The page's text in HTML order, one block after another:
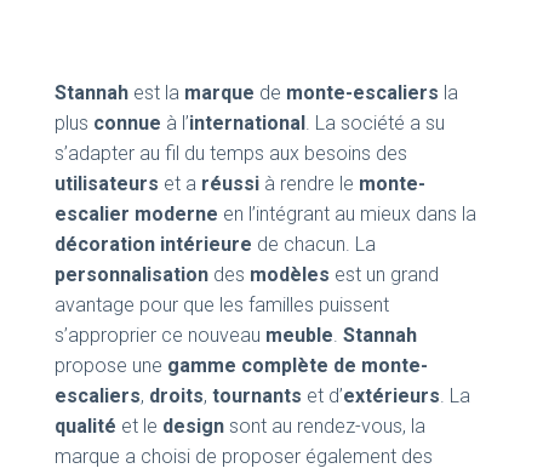
Stannah est la marque de monte-escaliers la
plus connue à l’international. La société a su
s’adapter au fil du temps aux besoins des
utilisateurs et a réussi à rendre le monte-
escalier moderne en l’intégrant au mieux dans la
décoration intérieure de chacun. La
personnalisation des modèles est un grand
avantage pour que les familles puissent
s’approprier ce nouveau meuble. Stannah
propose une gamme complète de monte-
escaliers, droits, tournants et d’extérieurs. La
qualité et le design sont au rendez-vous, la
marque a choisi de proposer également des